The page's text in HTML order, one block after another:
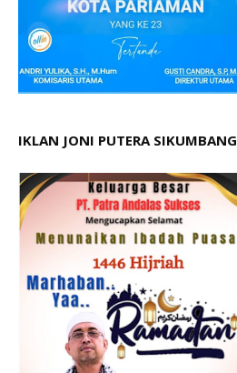
IKLAN JONI PUTERA SIKUMBANG